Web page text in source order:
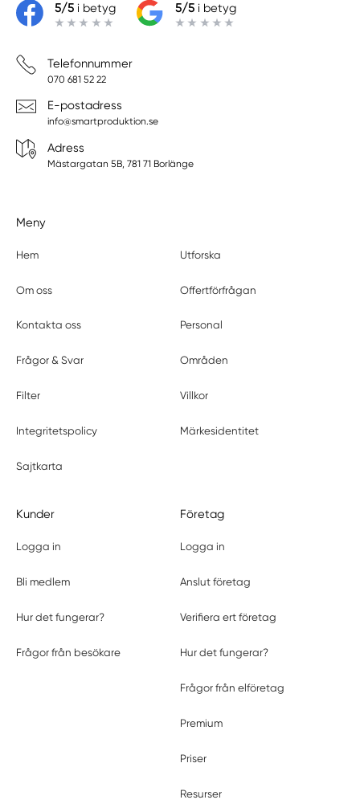
5/5i betyg 5/5i betyg
Telefonnummer
070 681 52 22
E-postadress
info@smartproduktion.se
Adress
Mästargatan 5B, 781 71 Borlänge
Meny
Hem Utforska
Om oss Offertförfrågan
Kontakta oss Personal
Frågor & Svar Områden
Filter Villkor
Integritetspolicy Märkesidentitet
Sajtkarta
Kunder
Logga in
Bli medlem
Hur det fungerar?
Frågor från besökare
Företag
Logga in
Anslut företag
Verifiera ert företag
Hur det fungerar?
Frågor från elföretag
Premium
Priser
Resurser